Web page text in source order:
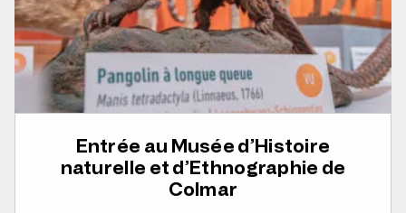
Entrée au Musée d’Histoire
naturelle et d’Ethnographie de
Colmar